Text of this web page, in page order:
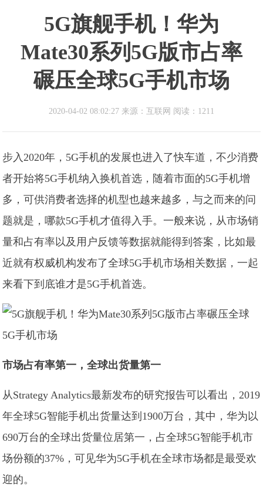
5G旗舰手机！华为
Mate30系列5G版市占率
碾压全球5G手机市场
2020-04-02 08:02:27 来源：互联网 阅读：1211
步入2020年，5G手机的发展也进入了快车道，不少消费
者开始将5G手机纳入换机首选，随着市面的5G手机增
多，可供消费者选择的机型也越来越多，与之而来的问
题就是，哪款5G手机才值得入手。一般来说，从市场销
量和占有率以及用户反馈等数据就能得到答案，比如最
近就有权威机构发布了全球5G手机市场相关数据，一起
来看下到底谁才是5G手机首选。
市场占有率第一，全球出货量第一
从Strategy Analytics最新发布的研究报告可以看出，2019
年全球5G智能手机出货量达到1900万台，其中，华为以
690万台的全球出货量位居第一，占全球5G智能手机市
场份额的37%，可见华为5G手机在全球市场都是最受欢
迎的。